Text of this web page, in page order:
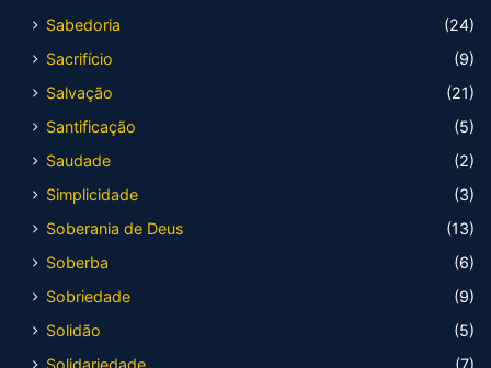
Sabedoria
(24)
Sacrifício
(9)
Salvação
(21)
Santificação
(5)
Saudade
(2)
Simplicidade
(3)
Soberania de Deus
(13)
Soberba
(6)
Sobriedade
(9)
Solidão
(5)
Solidariedade
(7)